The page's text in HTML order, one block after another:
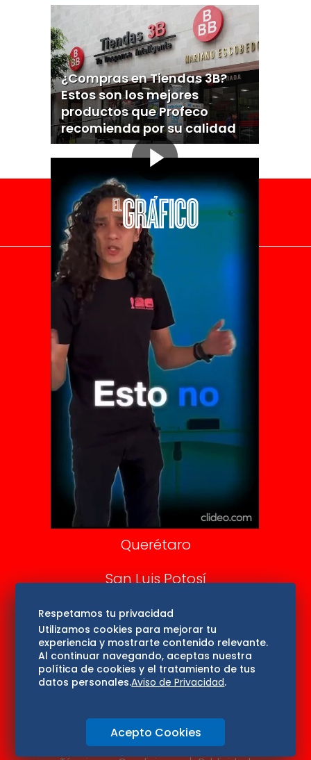
¿Compras en Tiendas 3B?
Estos son los mejores
productos que Profeco
recomienda por su calidad
El Universal
Vive USA
Clase
De 10 sports
DeDinero
Confabulario
Aviso Oportuno
Consultas
Querétaro
San Luis Potosí
Edomex
Consultas
Hidalgo
Oaxaca
Aviso de privacidad
Directorio
Respetamos tu privacidad
Utilizamos cookies para mejorar tu
experiencia y mostrarte contenido relevante.
Al continuar navegando, aceptas nuestra
política de cookies y el tratamiento de tus
datos personales.Aviso de Privacidad.
Acepto Cookies